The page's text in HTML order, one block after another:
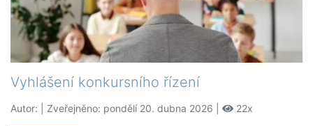
Vyhlášení konkursního řízení
Autor: | Zveřejněno: pondělí 20. dubna 2026 | 22x